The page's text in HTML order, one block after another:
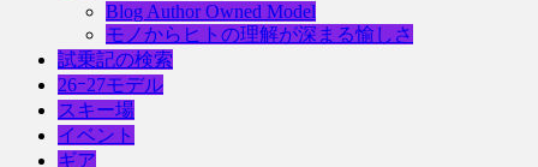
Blog Author Owned Model
モノからヒトの理解が深まる愉しさ
試乗記の検索
26ｰ27モデル
スキー場
イベント
ギア